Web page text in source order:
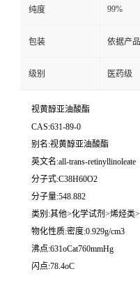
纯度 99%
包装 依据产
级别 医药级
视黄醇亚油酸酯
CAS:631-89-0
别名:视黄醇亚油酸酯
英文名:all-trans-retinyllinoleate
分子式:C38H60O2
分子量:548.882
类别:其他>化学试剂>烯烃类>
物化性质:密度:0.929g/cm3
沸点:631oCat760mmHg
闪点:78.4oC